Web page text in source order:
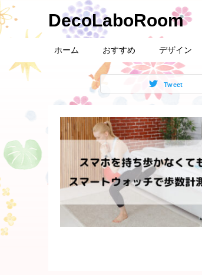
DecoLaboRoom
ホーム おすすめ デザイン
Tweet